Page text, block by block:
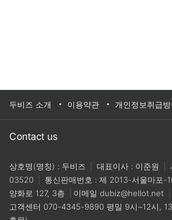
두비즈 소개 이용약관 개인정보취급방
Contact us
상호명(명칭) : 두비즈 대표이사 : 이준원
03520
통신판매번호 : 제 2013-서울마포-
양화로 127, 3층
이메일 dubiz@hellot.net
고객센터 070-4345-9890 평일 9시~12시,